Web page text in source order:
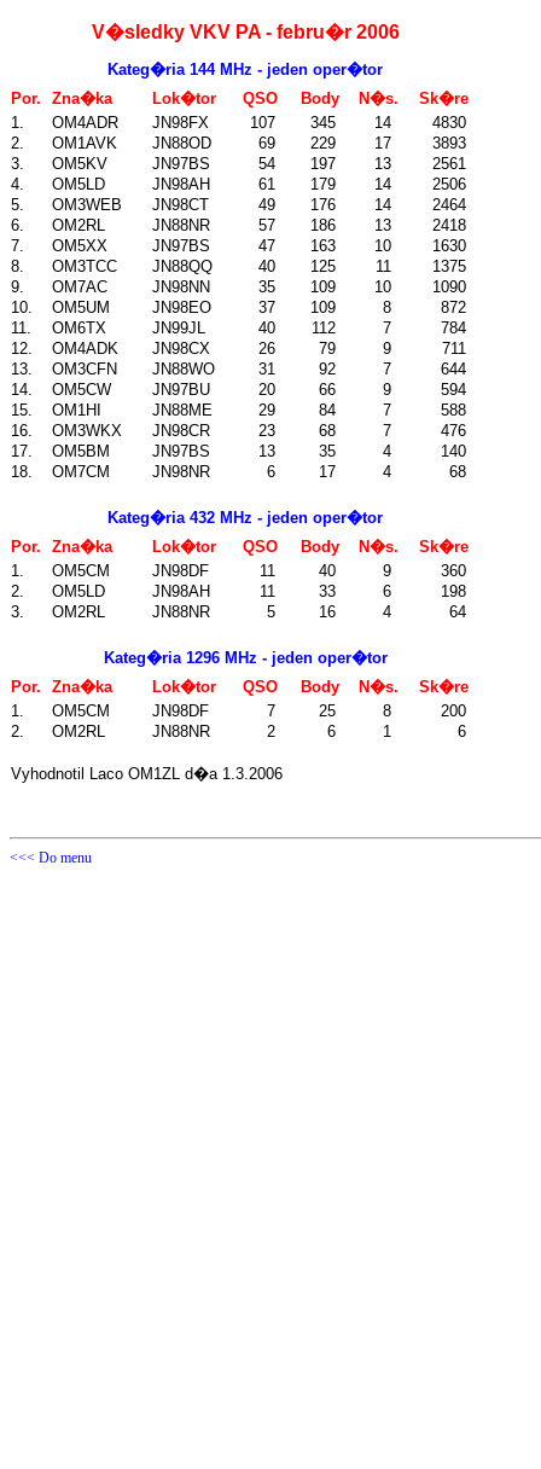
V�sledky VKV PA - febru�r 2006
Kateg�ria 144 MHz - jeden oper�tor
Por.
Zna�ka Lok�tor QSO Body N�s.
Sk�re
1.
OM4ADR JN98FX 107 345 14
4830
2.
OM1AVK JN88OD 69 229 17
3893
3.
OM5KV JN97BS 54 197 13
2561
4.
OM5LD JN98AH 61 179 14
2506
5.
OM3WEB JN98CT 49 176 14
2464
6.
OM2RL JN88NR 57 186 13
2418
7.
OM5XX JN97BS 47 163 10
1630
8.
OM3TCC JN88QQ 40 125 11
1375
9.
OM7AC JN98NN 35 109 10
1090
10.
OM5UM JN98EO 37 109 8
872
11.
OM6TX JN99JL 40 112 7
784
12.
OM4ADK JN98CX 26 79 9
711
13.
OM3CFN JN88WO 31 92 7
644
14.
OM5CW JN97BU 20 66 9
594
15.
OM1HI JN88ME 29 84 7
588
16.
OM3WKX JN98CR 23 68 7
476
17.
OM5BM JN97BS 13 35 4
140
18.
OM7CM JN98NR 6 17 4 68
Kateg�ria 432 MHz - jeden oper�tor
Por.
Zna�ka Lok�tor QSO Body N�s.
Sk�re
1.
OM5CM JN98DF 11 40 9
360
2.
OM5LD JN98AH 11 33 6
198
3.
OM2RL JN88NR 5 16 4 64
Kateg�ria 1296 MHz - jeden oper�tor
Por.
Zna�ka Lok�tor QSO Body N�s.
Sk�re
1.
OM5CM JN98DF 7 25 8
200
2.
OM2RL JN88NR 2 6 1 6
Vyhodnotil Laco OM1ZL d�a 1.3.2006
<<< Do menu